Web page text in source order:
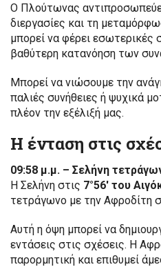
Ο Πλούτωνας
διεργασίες και τη
μπορεί να φέρει εσωτερικές
βαθύτερη κατανόηση των
Μπορεί να νιώσουμε την
παλιές συνήθειες ή ψυχικά
πλέον την εξέλιξή μας.
Η ένταση στις
09:58 μ.μ. – Σελήνη
Η Σελήνη στις 7°56′ του
τετράγωνο με την Αφροδίτη
Αυτή η όψη μπορεί να
εντάσεις στις σχέσεις. Η
παρορμητική και επιθυμεί